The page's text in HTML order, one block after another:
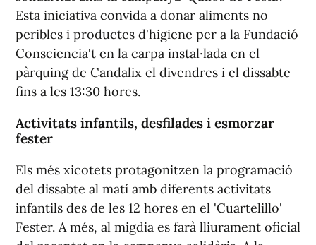
Esta iniciativa convida a donar aliments no
peribles i productes d'higiene per a la Fundació
Consciencia't en la carpa instal·lada en el
pàrquing de Candalix el divendres i el dissabte
fins a les 13:30 hores.
Activitats infantils, desfilades i esmorzar
fester
Els més xicotets protagonitzen la programació
del dissabte al matí amb diferents activitats
infantils des de les 12 hores en el 'Cuartelillo'
Fester. A més, al migdia es farà lliurament oficial